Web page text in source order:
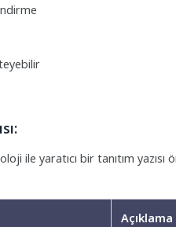
ile yaratıcı bir tanıtım yazısı
Açıklama